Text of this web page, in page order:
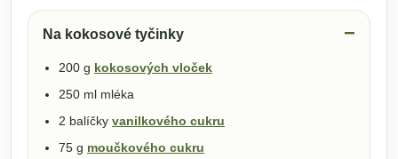
Na kokosové tyčinky
200 g kokosových vloček
250 ml mléka
2 balíčky vanilkového cukru
75 g moučkového cukru